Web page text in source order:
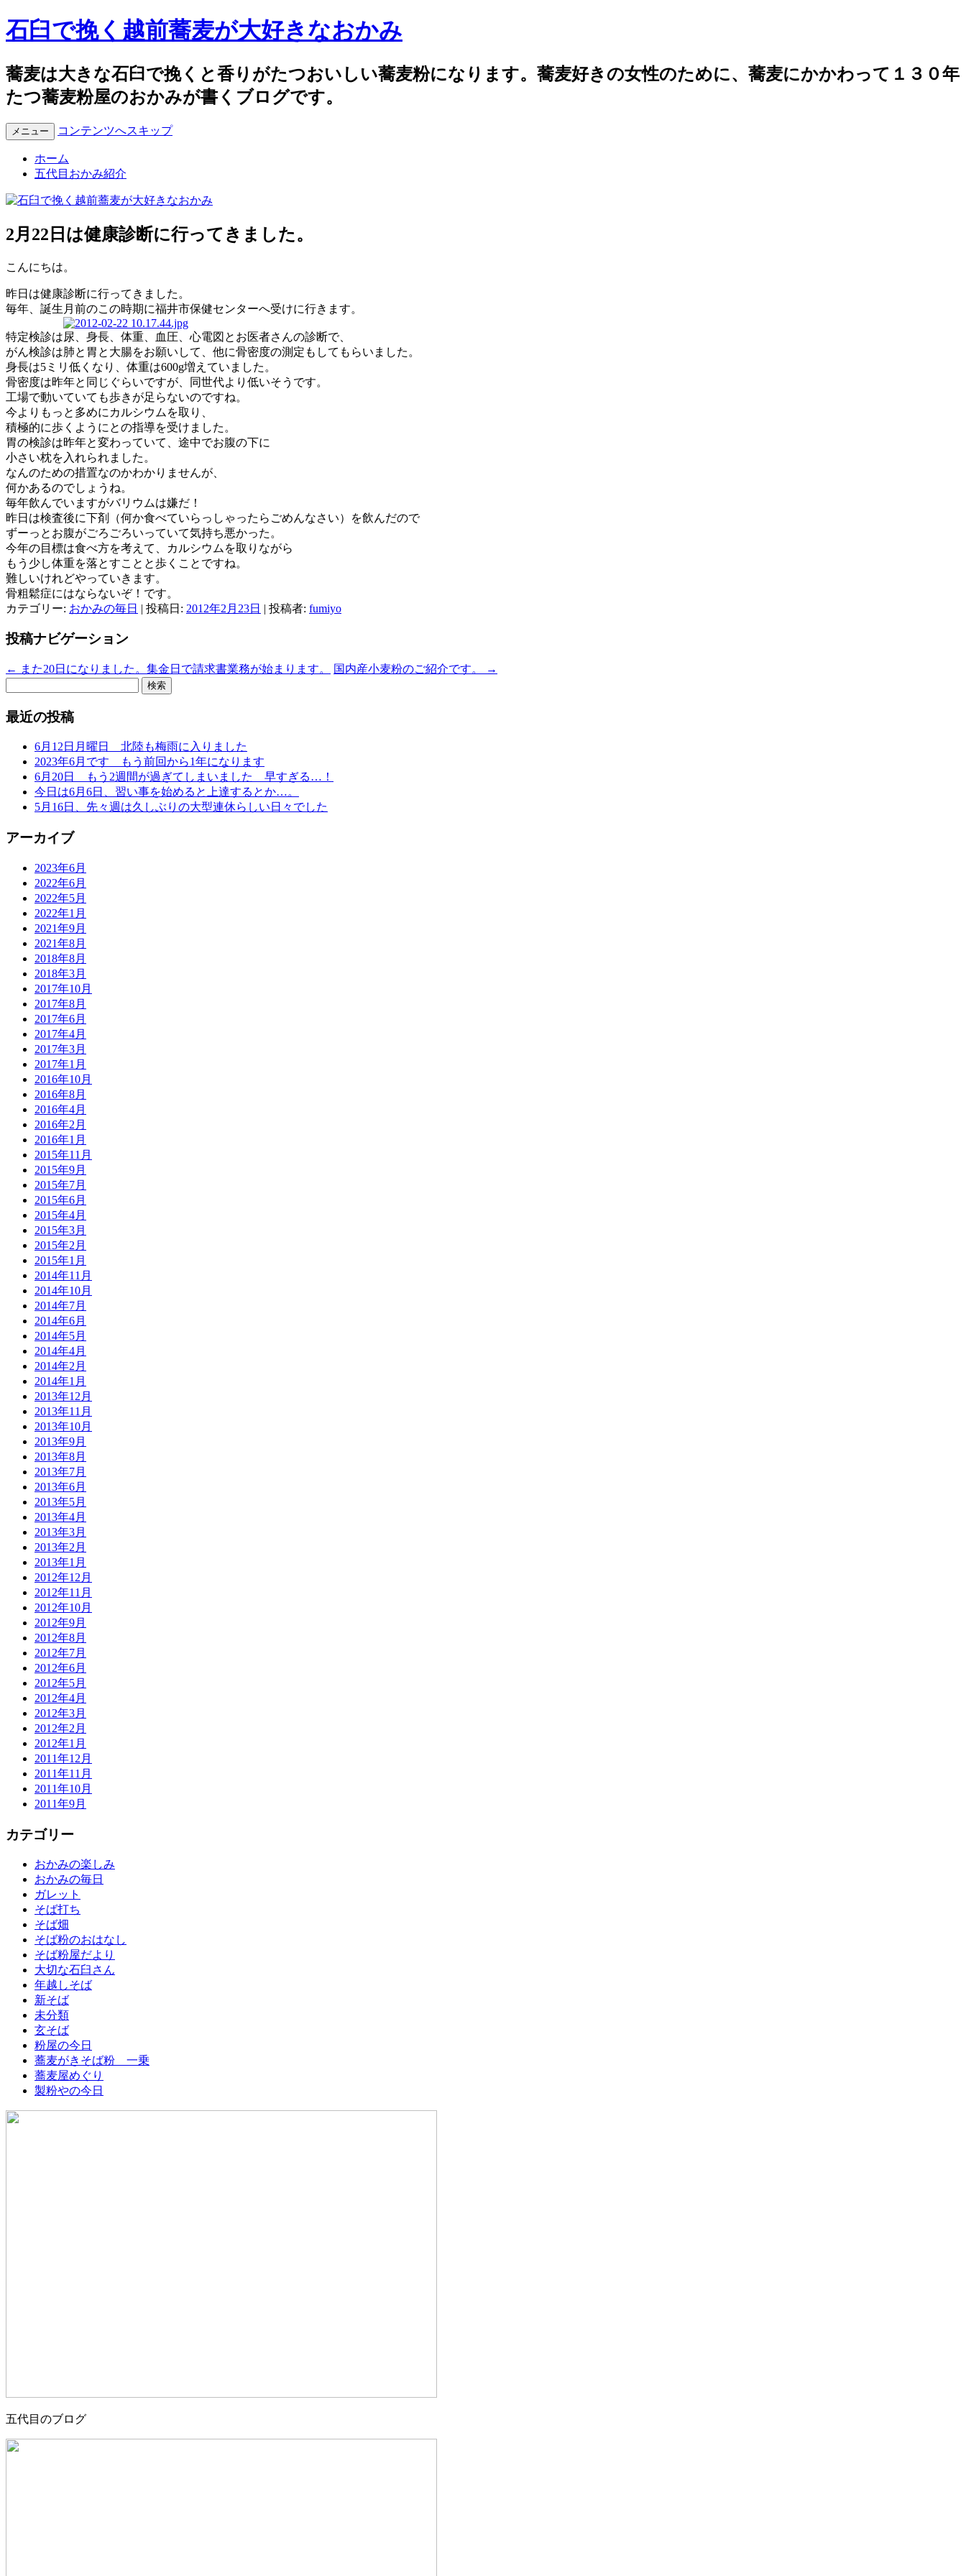
石臼で挽く越前蕎麦が大好きなおかみ
蕎麦は大きな石臼で挽くと香りがたつおいしい蕎麦粉になります。蕎麦好きの女性のために、蕎麦にかかわって１３０年
たつ蕎麦粉屋のおかみが書くブログです。
メニュー コンテンツへスキップ
ホーム
五代目おかみ紹介
2月22日は健康診断に行ってきました。
こんにちは。
昨日は健康診断に行ってきました。
毎年、誕生月前のこの時期に福井市保健センターへ受けに行きます。
特定検診は尿、身長、体重、血圧、心電図とお医者さんの診断で、
がん検診は肺と胃と大腸をお願いして、他に骨密度の測定もしてもらいました。
身長は5ミリ低くなり、体重は600g増えていました。
骨密度は昨年と同じぐらいですが、同世代より低いそうです。
工場で動いていても歩きが足らないのですね。
今よりもっと多めにカルシウムを取り、
積極的に歩くようにとの指導を受けました。
胃の検診は昨年と変わっていて、途中でお腹の下に
小さい枕を入れられました。
なんのための措置なのかわかりませんが、
何かあるのでしょうね。
毎年飲んでいますがバリウムは嫌だ！
昨日は検査後に下剤（何か食べていらっしゃったらごめんなさい）を飲んだので
ずーっとお腹がごろごろいっていて気持ち悪かった。
今年の目標は食べ方を考えて、カルシウムを取りながら
もう少し体重を落とすことと歩くことですね。
難しいけれどやっていきます。
骨粗鬆症にはならないぞ！です。
カテゴリー: おかみの毎日 | 投稿日: 2012年2月23日 | 投稿者: fumiyo
投稿ナビゲーション
← また20日になりました。集金日で請求書業務が始まります。 国内産小麦粉のご紹介です。
→
最近の投稿
6月12日月曜日 北陸も梅雨に入りました
2023年6月です もう前回から1年になります
6月20日 もう2週間が過ぎてしまいました 早すぎる…！
今日は6月6日、習い事を始めると上達するとか…。
5月16日、先々週は久しぶりの大型連休らしい日々でした
アーカイブ
2023年6月
2022年6月
2022年5月
2022年1月
2021年9月
2021年8月
2018年8月
2018年3月
2017年10月
2017年8月
2017年6月
2017年4月
2017年3月
2017年1月
2016年10月
2016年8月
2016年4月
2016年2月
2016年1月
2015年11月
2015年9月
2015年7月
2015年6月
2015年4月
2015年3月
2015年2月
2015年1月
2014年11月
2014年10月
2014年7月
2014年6月
2014年5月
2014年4月
2014年2月
2014年1月
2013年12月
2013年11月
2013年10月
2013年9月
2013年8月
2013年7月
2013年6月
2013年5月
2013年4月
2013年3月
2013年2月
2013年1月
2012年12月
2012年11月
2012年10月
2012年9月
2012年8月
2012年7月
2012年6月
2012年5月
2012年4月
2012年3月
2012年2月
2012年1月
2011年12月
2011年11月
2011年10月
2011年9月
カテゴリー
おかみの楽しみ
おかみの毎日
ガレット
そば打ち
そば畑
そば粉のおはなし
そば粉屋だより
大切な石臼さん
年越しそば
新そば
未分類
玄そば
粉屋の今日
蕎麦がきそば粉 一乗
蕎麦屋めぐり
製粉やの今日
五代目のブログ